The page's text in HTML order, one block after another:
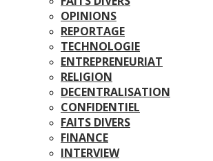
OPINIONS
REPORTAGE
TECHNOLOGIE
ENTREPRENEURIAT
RELIGION
DECENTRALISATION
CONFIDENTIEL
FAITS DIVERS
FINANCE
INTERVIEW